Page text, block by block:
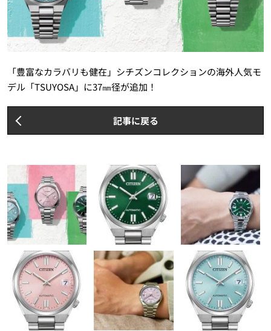
「豊富なカラバリも健在」シチズンコレクションの海外人気モ
デル「TSUYOSA」に37㎜径が追加！
記事に戻る